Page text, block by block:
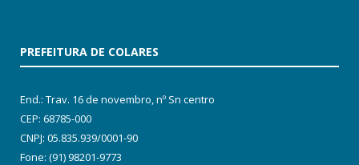
PREFEITURA DE COLARES
End.: Trav. 16 de novembro, nº Sn centro
CEP: 68785-000
CNPJ: 05.835.939/0001-90
Fone: (91) 98201-9773